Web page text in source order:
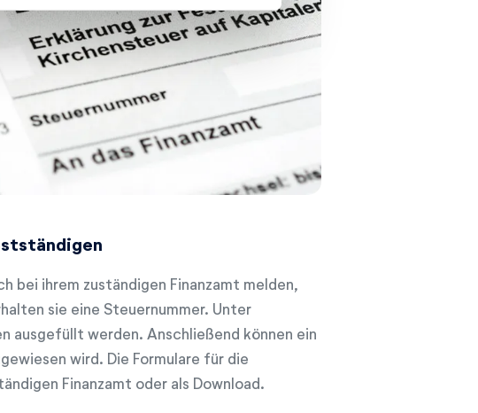
bei ihrem zuständigen Finanzamt melden,
sie eine Steuernummer. Unter
ausgefüllt werden. Anschließend können ein
wird. Die Formulare für die
Finanzamt oder als Download.